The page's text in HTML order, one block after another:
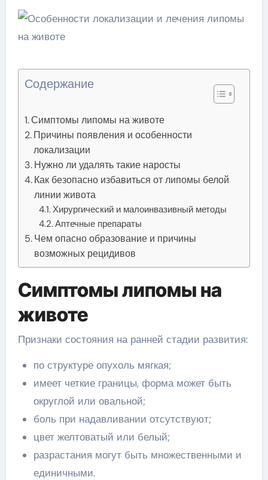
Содержание
Симптомы липомы на животе
Причины появления и особенности
локализации
Нужно ли удалять такие наросты
Как безопасно избавиться от липомы белой
линии живота
Хирургический и малоинвазивный методы
Аптечные препараты
Чем опасно образование и причины
возможных рецидивов
Симптомы липомы на
животе
Признаки состояния на ранней стадии развития:
по структуре опухоль мягкая;
имеет четкие границы, форма может быть
округлой или овальной;
боль при надавливании отсутствуют;
цвет желтоватый или белый;
разрастания могут быть множественными и
единичными.